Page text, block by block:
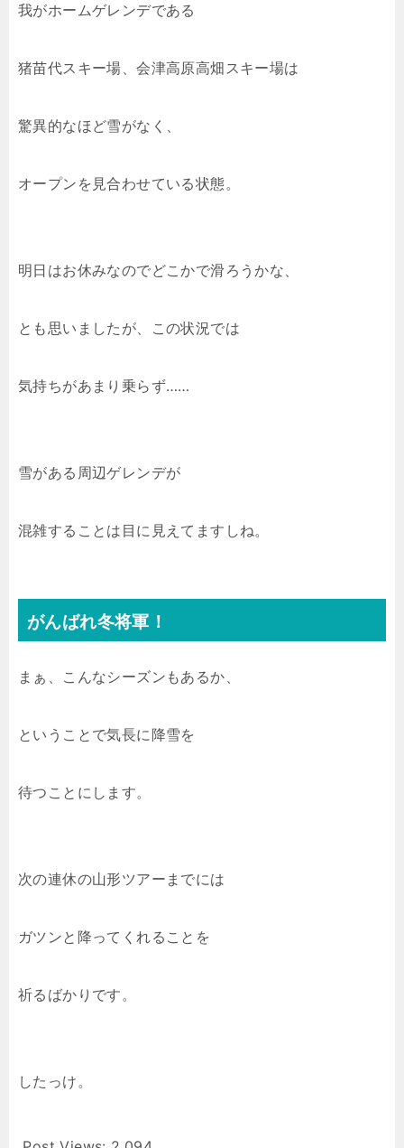
我がホームゲレンデである
猪苗代スキー場、会津高原高畑スキー場は
驚異的なほど雪がなく、
オープンを見合わせている状態。
明日はお休みなのでどこかで滑ろうかな、
とも思いましたが、この状況では
気持ちがあまり乗らず……
雪がある周辺ゲレンデが
混雑することは目に見えてますしね。
がんばれ冬将軍！
まぁ、こんなシーズンもあるか、
ということで気長に降雪を
待つことにします。
次の連休の山形ツアーまでには
ガツンと降ってくれることを
祈るばかりです。
したっけ。